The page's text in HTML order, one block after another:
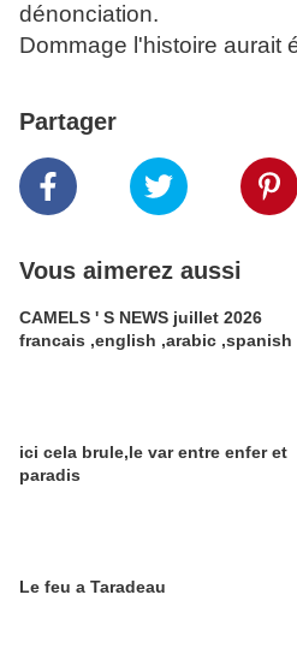
dénonciation.
Dommage l'histoire aurait
Partager
Vous aimerez aussi
CAMELS ' S NEWS juillet 2026
francais ,english ,arabic ,spanish
ici cela brule,le var entre enfer et
paradis
Le feu a Taradeau